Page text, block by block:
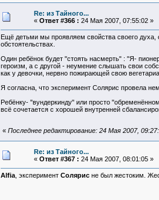
Re: из Тайного...
« Ответ #366 : 24 Мая 2007, 07:55:02 »
Ещё детьми мы проявляем свойства своего духа,
обстоятельствах.
Один ребёнок будет "стоять насмерть" : "Я-
героизм, а с другой - неумение слышать свои
как у девочки, нервно пожирающей свою
Я согласна, что эксперимент Солярис провела
Ребёнку- "вундеркинду" или просто
всё сочетается с хорошей внутренней
« Последнее редактирование: 24 Мая 2007,
Re: из Тайного...
« Ответ #367 : 24 Мая 2007, 08:01:05 »
Alfia, эксперимент Солярисне был жестоким.